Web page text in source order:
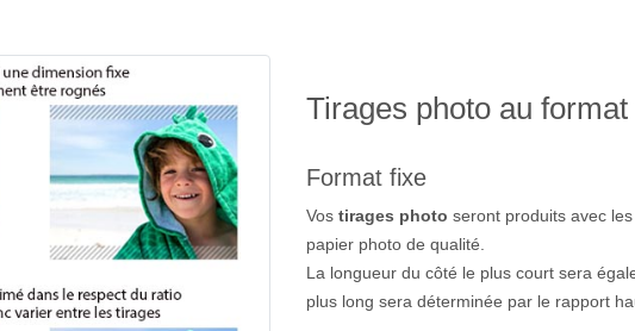
Tirages photo au
Format fixe
Vostirages photo seront produits avec
papier photo de qualité.
La longueur du côté le plus court sera
plus long sera déterminée par le rapport